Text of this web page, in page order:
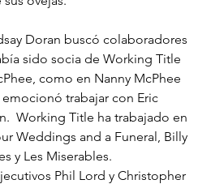
Doran buscó colaboradores
sido socia de Working Title
como en Nanny McPhee
emocionó trabajar con Eric
Working Title ha trabajado en
Weddings and a Funeral, Billy
y Les Miserables.
Phil Lord y Christopher